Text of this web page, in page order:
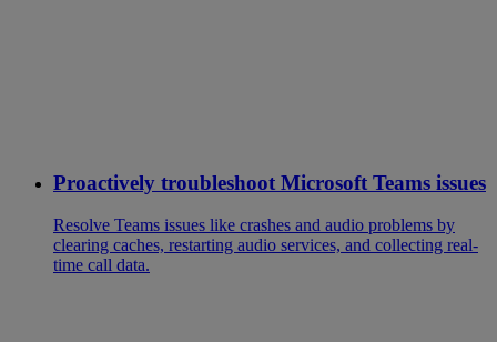
Proactively troubleshoot Microsoft Teams issues
Resolve Teams issues like crashes and audio problems by
clearing caches, restarting audio services, and collecting real-
time call data.